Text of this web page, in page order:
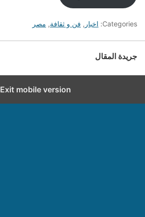
Categories: اخبار , فن و ثقافة, مصر
جريدة المقال
Exit mobile version